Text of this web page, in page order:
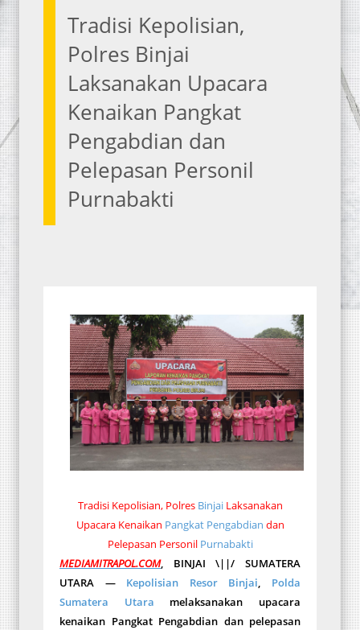
Tradisi Kepolisian,
Polres Binjai
Laksanakan Upacara
Kenaikan Pangkat
Pengabdian dan
Pelepasan Personil
Purnabakti
Tradisi Kepolisian, Polres BinjaiLaksanakan
Upacara Kenaikan Pangkat Pengabdian dan
Pelepasan Personil Purnabakti
MEDIAMITRAPOL.COM, BINJAI \||/ SUMATERA
UTARA — Kepolisian Resor Binjai, Polda
Sumatera Utara melaksanakan upacara
kenaikan Pangkat Pengabdian dan pelepasan